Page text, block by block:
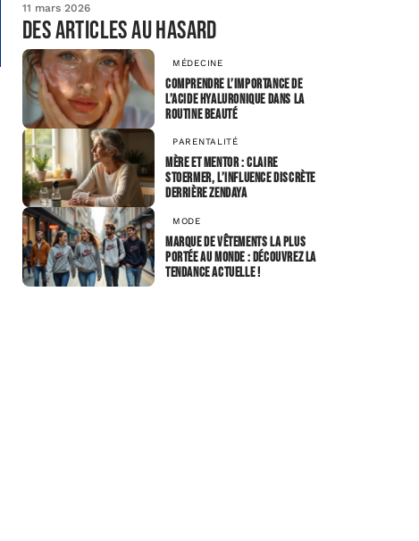
11 mars 2026
Des articles au hasard
MÉDECINE
Comprendre l’importance de
l’acide hyaluronique dans la
routine beauté
PARENTALITÉ
Mère et mentor : Claire
Stoermer, l’influence discrète
derrière Zendaya
MODE
Marque de vêtements la plus
portée au monde : découvrez la
tendance actuelle !